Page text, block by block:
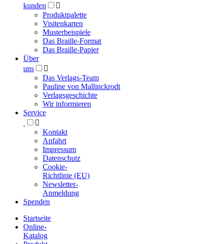
kunden

Produktpalette
Visitenkarten
Musterbeispiele
Das Braille-Format
Das Braille-Papier
Über
uns

Das Verlags-Team
Pauline von Mallinckrodt
Verlagsgeschichte
Wir informieren
Service

Kontakt
Anfahrt
Impressum
Datenschutz
Cookie-
Richtlinie (EU)
Newsletter-
Anmeldung
Spenden
Blindenschrift-
Startseite
Online-
Katalog